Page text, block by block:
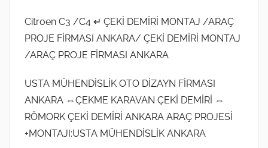
Citroen C3 /C4 ↵ ÇEKİ DEMİRİ MONTAJ /ARAÇ
PROJE FİRMASI ANKARA/ ÇEKİ DEMİRİ MONTAJ
/ARAÇ PROJE FİRMASI ANKARA
USTA MÜHENDİSLİK OTO DİZAYN FİRMASI
ANKARA ⇔ÇEKME KARAVAN ÇEKİ DEMİRİ ⇔
RÖMORK ÇEKİ DEMİRİ ANKARA ARAÇ PROJESİ
+MONTAJI:USTA MÜHENDİSLİK ANKARA